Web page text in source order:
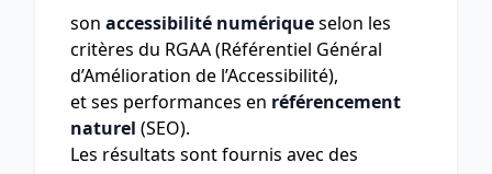
son accessibilité numériqueselon les
critères du RGAA (Référentiel Général
d’Amélioration de l’Accessibilité),
et ses performances en référencement
naturel (SEO).
Les résultats sont fournis avec des